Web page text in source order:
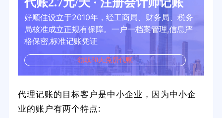
好顺佳设立于2010年，经工商局、财务局、税务
局核准成立正规有保障。一户一档案管理,信息严
格保密,标准记账凭证
领取30天免费代账
代理记账的目标客户是中小企业，因为中小企
业的账户有两个特点: